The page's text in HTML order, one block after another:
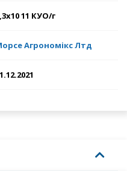
11 КУО/г
Агрономікс Лтд